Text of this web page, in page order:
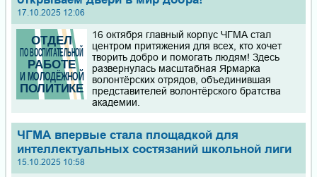
17.10.2025 12:06
16 октября главный корпус ЧГМА стал
центром притяжения для всех, кто хочет
творить добро и помогать людям! Здесь
развернулась масштабная Ярмарка
волонтёрских отрядов, объединившая
представителей волонтёрского братства
академии.
ЧГМА впервые стала площадкой для
интеллектуальных состязаний школьной лиги
15.10.2025 10:58